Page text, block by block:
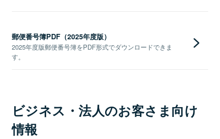
郵便番号簿PDF（2025年度版）
2025年度版郵便番号簿をPDF形式でダウンロードできま
す。
ビジネス・法人のお客さま向け
情報